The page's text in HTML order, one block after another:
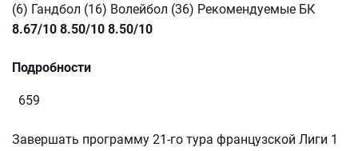
(6) Гандбол (16) Волейбол (36) Рекомендуемые БК
8.67/10 8.50/10 8.50/10
Подробности
659
Завершать программу 21-го тура французской Лиги 1